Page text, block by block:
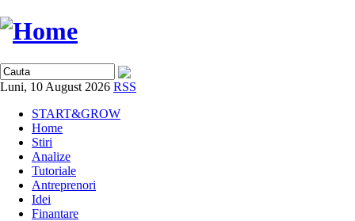
Luni, 10 August 2026 RSS
START&GROW
Home
Stiri
Analize
Tutoriale
Antreprenori
Idei
Finantare